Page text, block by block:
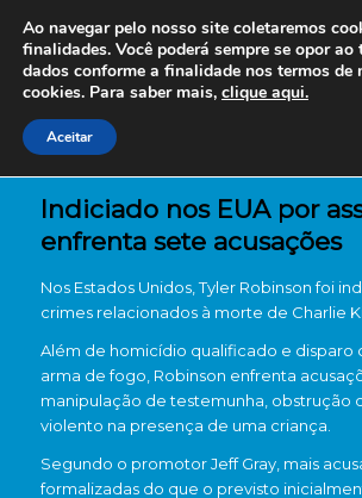
Indiciado nos EUA por
enfrenta sete acusações
Nos Estados Unidos, Tyler Robinson foi
crimes relacionados à morte de Charlie
Além de homicídio qualificado e disparo
arma de fogo, Robinson enfrenta
manipulação de testemunha, obstrução
violento na presença de uma criança.
Segundo o promotor Jeff Gray, mais
formalizadas do que o previsto
Ao navegar pelo nosso site coletaremos
finalidades. Você poderá sempre se opor
dados conforme a finalidade nos termos de
cookies. Para saber mais, clique aqui.
Aceitar